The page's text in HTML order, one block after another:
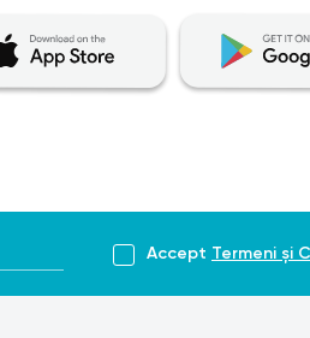
Accept Termeni și